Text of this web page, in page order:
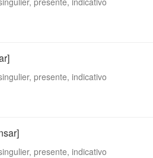
presente, indicativo
presente, indicativo